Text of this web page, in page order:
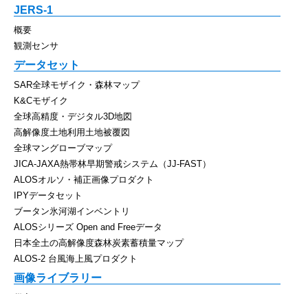
JERS-1
概要
観測センサ
データセット
SAR全球モザイク・森林マップ
K&Cモザイク
全球高精度・デジタル3D地図
高解像度土地利用土地被覆図
全球マングローブマップ
JICA-JAXA熱帯林早期警戒システム（JJ-FAST）
ALOSオルソ・補正画像プロダクト
IPYデータセット
ブータン氷河湖インベントリ
ALOSシリーズ Open and Freeデータ
日本全土の高解像度森林炭素蓄積量マップ
ALOS-2 台風海上風プロダクト
画像ライブラリー